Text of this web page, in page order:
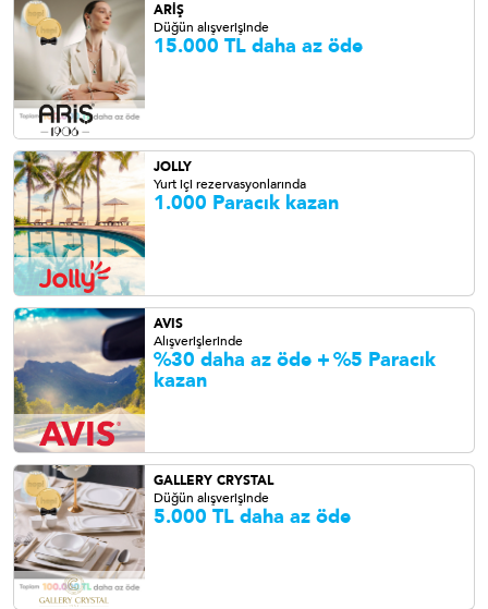
ARİŞ
Düğün alışverişinde
15.000 TL daha az öde
JOLLY
Yurt içi rezervasyonlarında
1.000 Paracık kazan
AVIS
Alışverişlerinde
%30 daha az öde +%5 Paracık
kazan
GALLERY CRYSTAL
Düğün alışverişinde
5.000 TL daha az öde